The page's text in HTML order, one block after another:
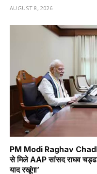
AUGUST 8, 2026
PM Modi Raghav
से मिले AAP सांसद राघव
याद रखूंगा’